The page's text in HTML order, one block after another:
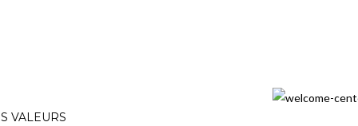
VALEURS